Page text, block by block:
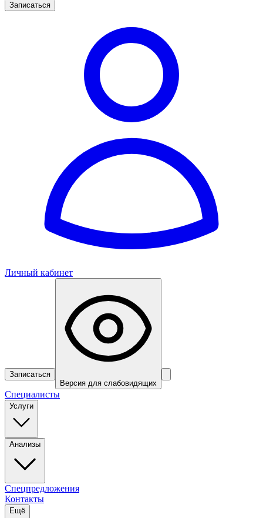
Записаться
Личный кабинет
Записаться
Версия для слабовидящих
Специалисты
Услуги
Анализы
Спецпредложения
Контакты
Ещё